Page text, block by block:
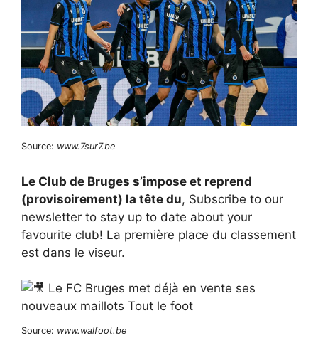
Source: www.7sur7.be
Le Club de Bruges s’impose et reprend
(provisoirement) la tête du, Subscribe to our
newsletter to stay up to date about your
favourite club! La première place du classement
est dans le viseur.
Source: www.walfoot.be